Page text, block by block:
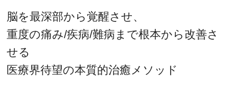
脳を最深部から覚醒させ、
重度の痛み/疾病/難病まで根本から改善さ
せる
医療界待望の本質的治癒メソッド